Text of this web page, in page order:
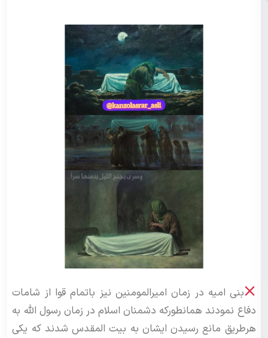
بنی امیه در زمان امیرالمومنین نیز باتمام قوا از شامات
دفاع نمودند همانطورکه دشمنان اسلام در زمان رسول الله به
هرطریق مانع رسیدن ایشان به بیت المقدس شدند که یکی